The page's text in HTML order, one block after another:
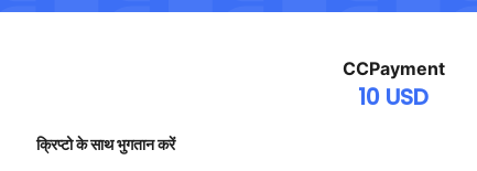
CCPayment
10 USD
क्रिप्टो के साथ भुगतान करें